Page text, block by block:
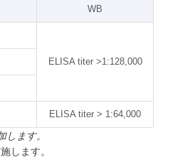
WB
ELISA titer >1:128,000
ELISA titer > 1:64,000
ます。
します。